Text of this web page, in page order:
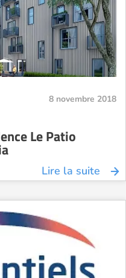
8 novembre 2018
Le Patio
Lire la suite